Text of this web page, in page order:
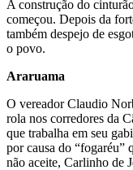
A construção do
começou. Depois da
também despejo de
o povo.
Araruama
O vereador Claudio
rola nos corredores da
que trabalha em seu
por causa do “fogaréu”
não aceite, Carlinho de